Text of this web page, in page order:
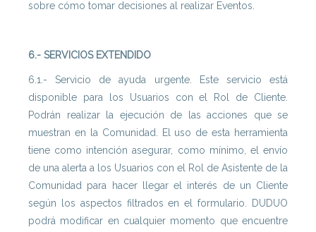
sobre cómo tomar decisiones al realizar Eventos.
6.- SERVICIOS EXTENDIDO
6.1.- Servicio de ayuda urgente. Este servicio está
disponible para los Usuarios con el Rol de Cliente.
Podrán realizar la ejecución de las acciones que se
muestran en la Comunidad. El uso de esta herramienta
tiene como intención asegurar, como mínimo, el envío
de una alerta a los Usuarios con el Rol de Asistente de la
Comunidad para hacer llegar el interés de un Cliente
según los aspectos filtrados en el formulario. DUDUO
podrá modificar en cualquier momento que encuentre